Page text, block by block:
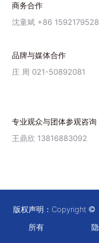
商务合作
沈童斌 +86
品牌与媒体合作
庄 周 021-50892081
专业观众与团体参观咨询
王鼎欣 13816883092
版权声明：Copyright
所有